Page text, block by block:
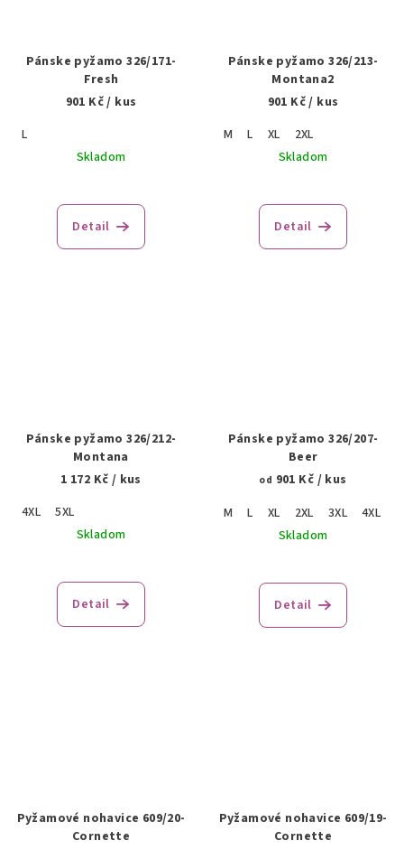
Pánske pyžamo 326/171-
Fresh
901 Kč/ kus
L
Skladom
Detail
Pánske pyžamo 326/213-
Montana2
901 Kč/ kus
M
L XL
2XL
Skladom
Detail
Pánske pyžamo 326/212-
Montana
1 172 Kč / kus
4XL
5XL
Skladom
Detail
Pánske pyžamo 326/207-
Beer
od 901 Kč / kus
M
L XL 2XL 3XL 4XL
Skladom
Detail
Pyžamové nohavice 609/20-
Cornette
Pyžamové nohavice 609/19-
Cornette